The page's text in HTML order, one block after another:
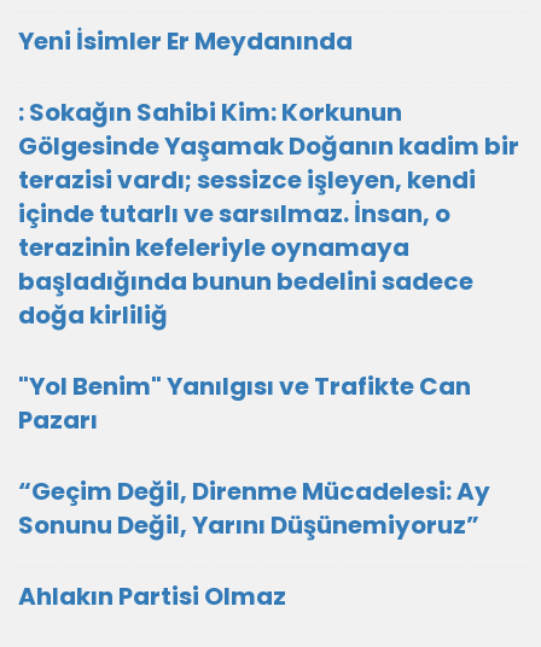
Yeni İsimler Er Meydanında
: Sokağın Sahibi Kim: Korkunun
Gölgesinde Yaşamak Doğanın kadim bir
terazisi vardı; sessizce işleyen, kendi
içinde tutarlı ve sarsılmaz. İnsan, o
terazinin kefeleriyle oynamaya
başladığında bunun bedelini sadece
doğa kirliliğ
"Yol Benim" Yanılgısı ve Trafikte Can
Pazarı
“Geçim Değil, Direnme Mücadelesi: Ay
Sonunu Değil, Yarını Düşünemiyoruz”
Ahlakın Partisi Olmaz